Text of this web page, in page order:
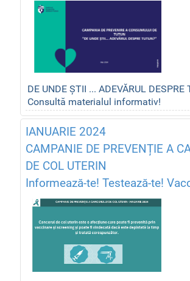
DE UNDE ȘTII ... ADEVĂRUL DESPRE
Consultă materialul informativ!
IANUARIE 2024
CAMPANIE DE PREVENȚIE A
DE COL UTERIN
Informează-te! Testează-te!